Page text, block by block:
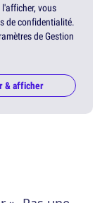
vous
de confidentialité.
de Gestion
& afficher